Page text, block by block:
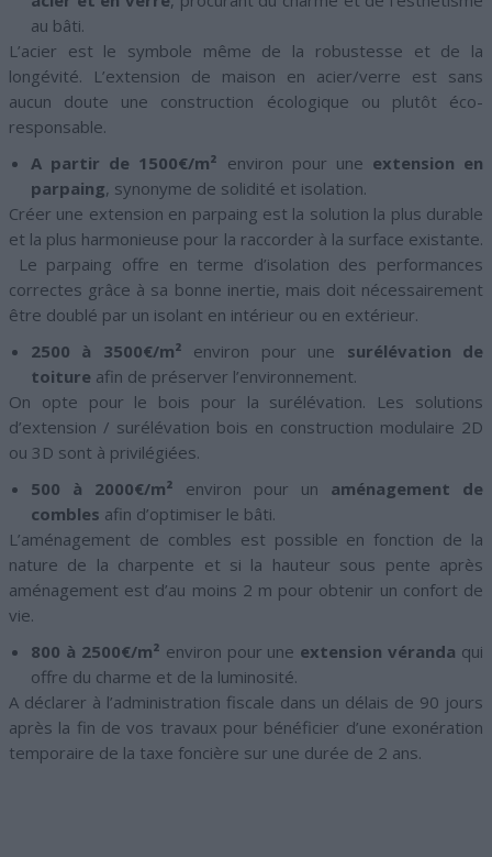
au bâti.
L’acier est le symbole même de la robustesse et de la
longévité. L’extension de maison en acier/verre est sans
aucun doute une construction écologique ou plutôt éco-
responsable.
A partir de 1500€/m² environ pour une extension en
parpaing, synonyme de solidité et isolation.
Créer une extension en parpaing est la solution la plus durable
et la plus harmonieuse pour la raccorder à la surface existante.
Le parpaing offre en terme d’isolation des performances
correctes grâce à sa bonne inertie, mais doit nécessairement
être doublé par un isolant en intérieur ou en extérieur.
2500 à 3500€/m² environ pour une surélévation de
toiture afin de préserver l’environnement.
On opte pour le bois pour la surélévation. Les solutions
d’extension / surélévation bois en construction modulaire 2D
ou 3D sont à privilégiées.
500 à 2000€/m² environ pour un aménagement de
combles afin d’optimiser le bâti.
L’aménagement de combles est possible en fonction de la
nature de la charpente et si la hauteur sous pente après
aménagement est d’au moins 2 m pour obtenir un confort de
vie.
800 à 2500€/m² environ pour une extension véranda qui
offre du charme et de la luminosité.
A déclarer à l’administration fiscale dans un délais de 90 jours
après la fin de vos travaux pour bénéficier d’une exonération
temporaire de la taxe foncière sur une durée de 2 ans.